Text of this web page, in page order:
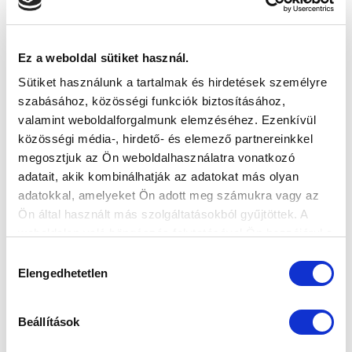
Ez a weboldal sütiket használ.
Sütiket használunk a tartalmak és hirdetések személyre
szabásához, közösségi funkciók biztosításához,
valamint weboldalforgalmunk elemzéséhez. Ezenkívül
közösségi média-, hirdető- és elemező partnereinkkel
megosztjuk az Ön weboldalhasználatra vonatkozó
adatait, akik kombinálhatják az adatokat más olyan
adatokkal, amelyeket Ön adott meg számukra vagy az
Ön által használt más szolgáltatásokból gyűjtöttek. A
kiválasztása
Elengedhetetlen
Beállítások